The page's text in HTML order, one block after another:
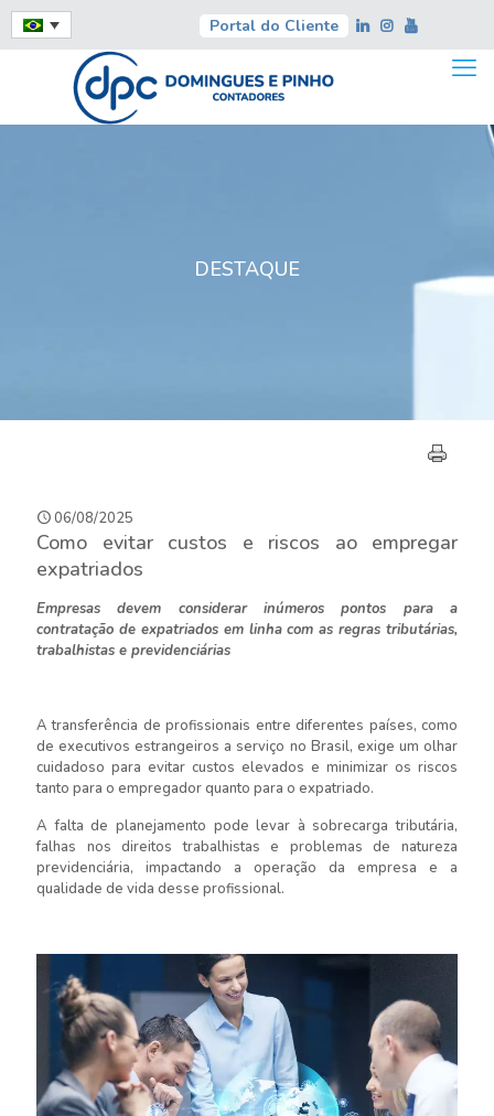
Portal do Cliente
DESTAQUE
06/08/2025
Como evitar custos e riscos ao empregar
expatriados
Empresas devem considerar inúmeros pontos para a
contratação de expatriados em linha com as regras tributárias,
trabalhistas e previdenciárias
A transferência de profissionais entre diferentes países, como
de executivos estrangeiros a serviço no Brasil, exige um olhar
cuidadoso para evitar custos elevados e minimizar os riscos
tanto para o empregador quanto para o expatriado.
A falta de planejamento pode levar à sobrecarga tributária,
falhas nos direitos trabalhistas e problemas de natureza
previdenciária, impactando a operação da empresa e a
qualidade de vida desse profissional.